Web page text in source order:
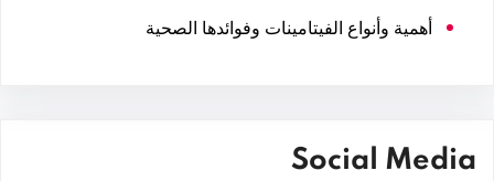
أهمية وأنواع الفيتامينات وفوائدها الصحية
Social Media